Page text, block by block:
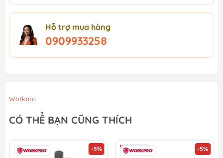
Hỗ trợ mua hàng
0909933258
Workpro
CÓ THỂ BẠN CŨNG THÍCH
-5% -5%